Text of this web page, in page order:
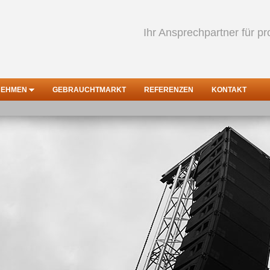
Ihr Ansprechpartner für
GEBRAUCHTMARKT REFERENZEN KONTAKT